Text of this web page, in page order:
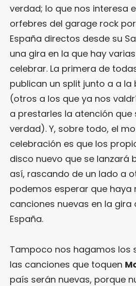
verdad; lo que nos interesa
orfebres del garage rock
España directos desde su
una gira en la que hay
celebrar. La primera de
publican un split junto a a la
(otros a los que ya nos
a prestarles la atención que
verdad). Y, sobre todo, el
celebración es que los
disco nuevo que se lanzará
así, rascando de un lado a
podemos esperar que haya
canciones nuevas en la gira
España.
Tampoco nos hagamos los
las canciones que toquen
país serán nuevas, porque